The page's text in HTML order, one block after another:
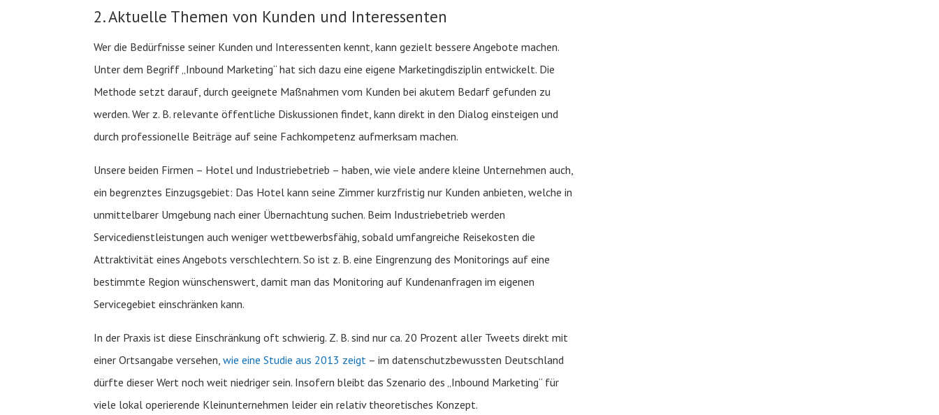
2. Aktuelle Themen von Kunden und Interessenten
Wer die Bedürfnisse seiner Kunden und Interessenten kennt, kann gezielt bessere Angebote machen.
Unter dem Begriff „Inbound Marketing“ hat sich dazu eine eigene Marketingdisziplin entwickelt. Die
Methode setzt darauf, durch geeignete Maßnahmen vom Kunden bei akutem Bedarf gefunden zu
werden. Wer z. B. relevante öffentliche Diskussionen findet, kann direkt in den Dialog einsteigen und
durch professionelle Beiträge auf seine Fachkompetenz aufmerksam machen.
Unsere beiden Firmen – Hotel und Industriebetrieb – haben, wie viele andere kleine Unternehmen auch,
ein begrenztes Einzugsgebiet: Das Hotel kann seine Zimmer kurzfristig nur Kunden anbieten, welche in
unmittelbarer Umgebung nach einer Übernachtung suchen. Beim Industriebetrieb werden
Servicedienstleistungen auch weniger wettbewerbsfähig, sobald umfangreiche Reisekosten die
Attraktivität eines Angebots verschlechtern. So ist z. B. eine Eingrenzung des Monitorings auf eine
bestimmte Region wünschenswert, damit man das Monitoring auf Kundenanfragen im eigenen
Servicegebiet einschränken kann.
In der Praxis ist diese Einschränkung oft schwierig. Z. B. sind nur ca. 20 Prozent aller Tweets direkt mit
einer Ortsangabe versehen,wie eine Studie aus 2013 zeigt – im datenschutzbewussten Deutschland
dürfte dieser Wert noch weit niedriger sein. Insofern bleibt das Szenario des „Inbound Marketing“ für
viele lokal operierende Kleinunternehmen leider ein relativ theoretisches Konzept.